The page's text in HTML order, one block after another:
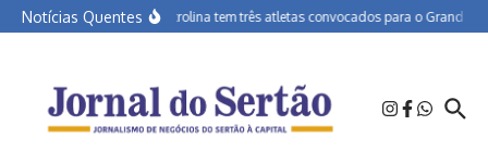
Ir para o conteúdo
Notícias QuentesAPA Petrolina tem três atletas convocados para o Grand Prix